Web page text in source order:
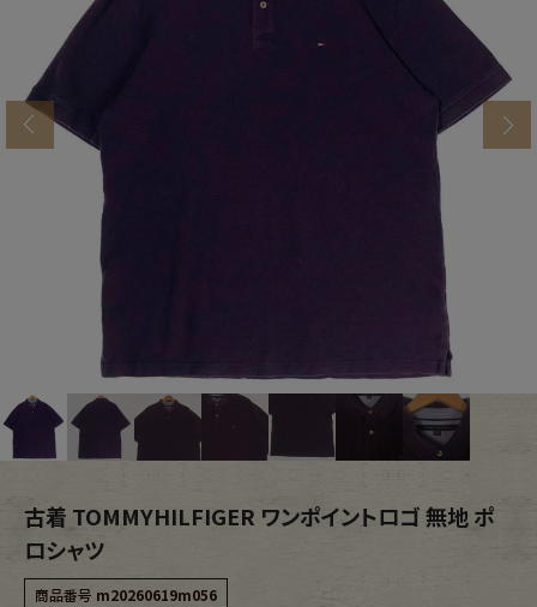
特集一覧
ブランドから探す スタッフコーディネート
年代から探す
Outer
Bottoms Fafatt
レディース商品カテゴリーから探す
Tops
古着 TOMMYHILFIGER ワンポイントロゴ 無地 ポ
ロシャツ
商品番号 m20260619m056